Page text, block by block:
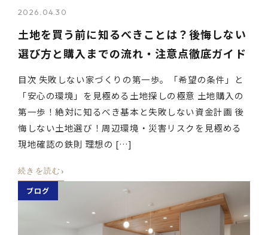
2026.04.30
土地を買う前に知るべきことは？後悔しない
選び方と購入までの流れ・注意点徹底ガイド
目次 失敗しない家づくりの第一歩。「希望の条件」と
「安心の環境」を見極める土地探しの極意 土地購入の
第一歩！絶対に知るべき基本と失敗しない資金計画 後
悔しない土地選び！周辺環境・災害リスクを見極める
現地確認の鉄則 理想の […]
続きを読む ›
ブログ